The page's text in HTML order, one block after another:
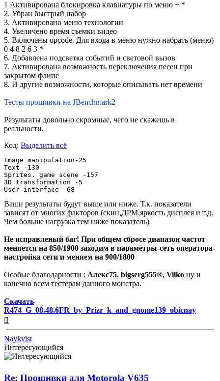
1 Активирована блокировка клавиатуры по меню + *
2. Убран быстрый набор
3. Активировано меню технологии
4. Увеличено время съемки видео
5. Включены opcode. Для входа в меню нужно набрать (меню)
0 4 8 2 6 3 *
6. Добавлена подсветка событий и световой вызов
7. Активирована возможность переключения песен при
закрытом флипе
8. И другие возможности, которые описывать нет времени
Тесты прошивки на JBenchmark2
Результаты довольно скромные, чего не скажешь в
реальности.
Код: Выделить всё
Image manipulation-25
Text -130
Sprites, game scene -157
3D transformation -5
User interface -68
Ваши результаты будут выше или ниже. Т.к. показатели
зависят от многих факторов (скин,ДРМ,яркость дисплея и т.д.
Чем больше нагрузка тем ниже показатель)
Не исправленый баг! При общем сбросе диапазон частот
меняется на 850/1900 заходим в параметры-сеть оператора-
настройка сети и меняем на 900/1800
Особые благодарности : Алекс75, bigserg555®, Vilko ну и
конечно всем тестерам данного монстра.
Скачать
R474_G_08.48.6FR_by_Prizr_k_and_gnome139_obicnay
началу
Naykvist
Интересующийся
Re: Прошивки для Motorola V635